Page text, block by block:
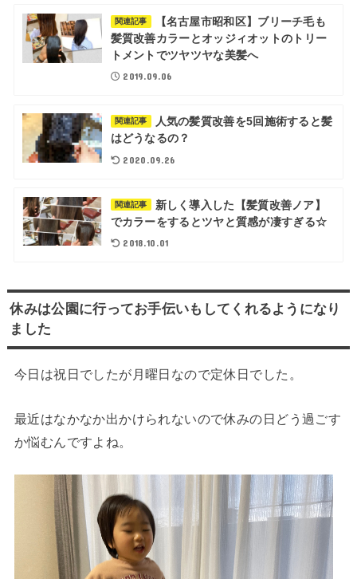
関連記事
【名古屋市昭和区】ブリーチ毛も
髪質改善カラーとオッジィオットのトリー
トメントでツヤツヤな美髪へ
2019.09.06
関連記事
人気の髪質改善を5回施術すると髪
はどうなるの？
2020.09.26
関連記事
新しく導入した【髪質改善ノア】
でカラーをするとツヤと質感が凄すぎる☆
2018.10.01
休みは公園に行ってお手伝いもしてくれるようになり
ました
今日は祝日でしたが月曜日なので定休日でした。
最近はなかなか出かけられないので休みの日どう過ごす
か悩むんですよね。